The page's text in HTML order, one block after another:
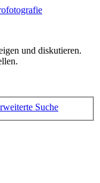
und diskutieren.
Suche